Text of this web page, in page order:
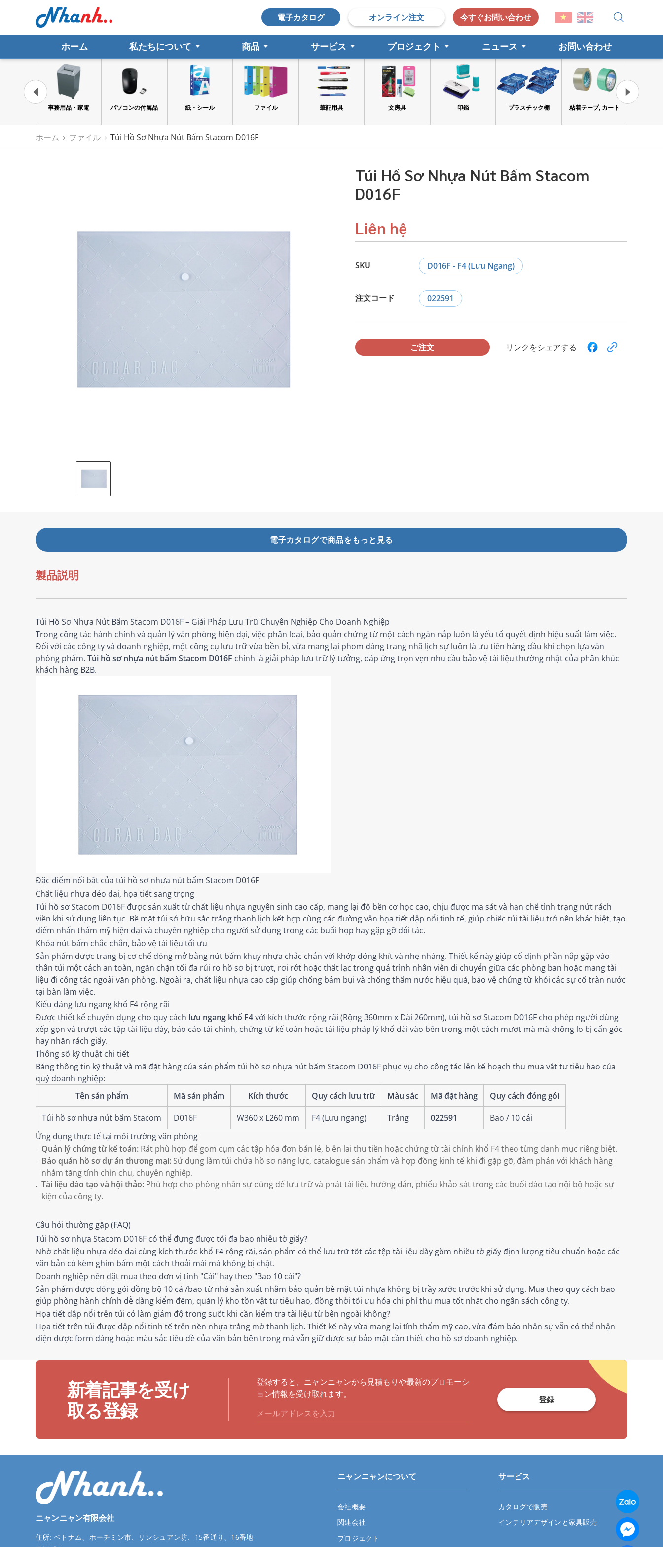
電子カタログ オンライン注文 今すぐお問い合わせ
ホーム 私たちについて 商品 サービス プロジェクト ニュース お問い合わせ
事務用品・家電 パソコンの付属品 紙・シール プラスチック棚 粘着テープ, カート 工具と安全保護具
ホーム ファイル Túi Hồ Sơ Nhựa Nút Bấm Stacom D016F
Túi Hồ Sơ Nhựa Nút Bấm Stacom
D016F
Liên hệ
SKU D016F - F4 (Lưu Ngang)
注文コード 022591
ご注文 リンクをシェアする
電子カタログで商品をもっと見る
製品説明
Túi Hồ Sơ Nhựa Nút Bấm Stacom D016F – Giải Pháp Lưu Trữ Chuyên Nghiệp Cho Doanh Nghiệp
Trong công tác hành chính và quản lý văn phòng hiện đại, việc phân loại, bảo quản chứng từ một cách ngăn nắp luôn là yếu tố quyết định hiệu suất làm việc.
Đối với các công ty và doanh nghiệp, một công cụ lưu trữ vừa bền bỉ, vừa mang lại phom dáng trang nhã lịch sự luôn là ưu tiên hàng đầu khi chọn lựa văn
phòng phẩm. Túi hồ sơ nhựa nút bấm Stacom D016F chính là giải pháp lưu trữ lý tưởng, đáp ứng trọn vẹn nhu cầu bảo vệ tài liệu thường nhật của phân khúc
khách hàng B2B.
Đặc điểm nổi bật của túi hồ sơ nhựa nút bấm Stacom D016F
Chất liệu nhựa dẻo dai, họa tiết sang trọng
Túi hồ sơ Stacom D016F được sản xuất từ chất liệu nhựa nguyên sinh cao cấp, mang lại độ bền cơ học cao, chịu được ma sát và hạn chế tình trạng nứt rách
viền khi sử dụng liên tục. Bề mặt túi sở hữu sắc trắng thanh lịch kết hợp cùng các đường vân họa tiết dập nổi tinh tế, giúp chiếc túi tài liệu trở nên khác biệt, tạo
điểm nhấn thẩm mỹ hiện đại và chuyên nghiệp cho người sử dụng trong các buổi họp hay gặp gỡ đối tác.
Khóa nút bấm chắc chắn, bảo vệ tài liệu tối ưu
Sản phẩm được trang bị cơ chế đóng mở bằng nút bấm khuy nhựa chắc chắn với khớp đóng khít và nhẹ nhàng. Thiết kế này giúp cố định phần nắp gập vào
thân túi một cách an toàn, ngăn chặn tối đa rủi ro hồ sơ bị trượt, rơi rớt hoặc thất lạc trong quá trình nhân viên di chuyển giữa các phòng ban hoặc mang tài
liệu đi công tác ngoài văn phòng. Ngoài ra, chất liệu nhựa cao cấp giúp chống bám bụi và chống thấm nước hiệu quả, bảo vệ chứng từ khỏi các sự cố tràn nước
tại bàn làm việc.
Kiểu dáng lưu ngang khổ F4 rộng rãi
Được thiết kế chuyên dụng cho quy cách lưu ngang khổ F4với kích thước rộng rãi (Rộng 360mm x Dài 260mm), túi hồ sơ Stacom D016F cho phép người dùng
xếp gọn và trượt các tập tài liệu dày, báo cáo tài chính, chứng từ kế toán hoặc tài liệu pháp lý khổ dài vào bên trong một cách mượt mà mà không lo bị cấn góc
hay nhăn rách giấy.
Thông số kỹ thuật chi tiết
Bảng thông tin kỹ thuật và mã đặt hàng của sản phẩm túi hồ sơ nhựa nút bấm Stacom D016F phục vụ cho công tác lên kế hoạch thu mua vật tư tiêu hao của
quý doanh nghiệp:
Tên sản phẩm
Mã sản phẩm Kích thước Quy cách lưu trữ Màu sắc Mã đặt hàng Quy cách đóng gói
Túi hồ sơ nhựa nút bấm Stacom D016F W360 x L260 mm F4 (Lưu ngang) Trắng 022591
Bao / 10 cái
Ứng dụng thực tế tại môi trường văn phòng
Quản lý chứng từ kế toán: Rất phù hợp để gom cụm các tập hóa đơn bán lẻ, biên lai thu tiền hoặc chứng từ tài chính khổ F4 theo từng danh mục riêng biệt.
Bảo quản hồ sơ dự án thương mại: Sử dụng làm túi chứa hồ sơ năng lực, catalogue sản phẩm và hợp đồng kinh tế khi đi gặp gỡ, đàm phán với khách hàng
nhằm tăng tính chỉn chu, chuyên nghiệp.
Tài liệu đào tạo và hội thảo: Phù hợp cho phòng nhân sự dùng để lưu trữ và phát tài liệu hướng dẫn, phiếu khảo sát trong các buổi đào tạo nội bộ hoặc sự
kiện của công ty.
Câu hỏi thường gặp (FAQ)
Túi hồ sơ nhựa Stacom D016F có thể đựng được tối đa bao nhiêu tờ giấy?
Nhờ chất liệu nhựa dẻo dai cùng kích thước khổ F4 rộng rãi, sản phẩm có thể lưu trữ tốt các tệp tài liệu dày gồm nhiều tờ giấy định lượng tiêu chuẩn hoặc các
văn bản có kèm ghim bấm một cách thoải mái mà không bị chật.
Doanh nghiệp nên đặt mua theo đơn vị tính "Cái" hay theo "Bao 10 cái"?
Sản phẩm được đóng gói đồng bộ 10 cái/bao từ nhà sản xuất nhằm bảo quản bề mặt túi nhựa không bị trầy xước trước khi sử dụng. Mua theo quy cách bao
giúp phòng hành chính dễ dàng kiểm đếm, quản lý kho tồn vật tư tiêu hao, đồng thời tối ưu hóa chi phí thu mua tốt nhất cho ngân sách công ty.
Họa tiết dập nổi trên túi có làm giảm độ trong suốt khi cần kiểm tra tài liệu từ bên ngoài không?
Họa tiết trên túi được dập nổi tinh tế trên nền nhựa trắng mờ thanh lịch. Thiết kế này vừa mang lại tính thẩm mỹ cao, vừa đảm bảo nhân sự vẫn có thể nhận
diện được form dáng hoặc màu sắc tiêu đề của văn bản bên trong mà vẫn giữ được sự bảo mật cần thiết cho hồ sơ doanh nghiệp.
新着記事を受け
取る登録
登録すると、ニャンニャンから見積もりや最新のプロモーシ
ョン情報を受け取れます。
登録
ニャンニャン有限会社
住所:ベトナム、ホーチミン市、リンシュアン坊、15番通り、16番地
ニャンニャンについて
会社概要
関連会社
プロジェクト
サービス
カタログで販売
インテリアデザインと家具販売